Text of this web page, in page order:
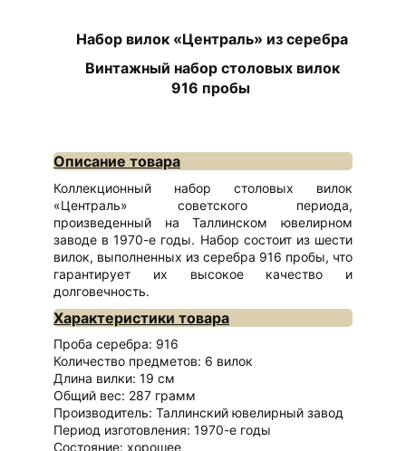
Набор вилок «Централь» из серебра
Винтажный набор столовых вилок
916 пробы
Описание товара
Коллекционный набор столовых вилок
«Централь» советского периода,
произведенный на Таллинском ювелирном
заводе в 1970-е годы. Набор состоит из шести
вилок, выполненных из серебра 916 пробы, что
гарантирует их высокое качество и
долговечность.
Характеристики товара
Проба серебра: 916
Количество предметов: 6 вилок
Длина вилки: 19 см
Общий вес: 287 грамм
Производитель: Таллинский ювелирный завод
Период изготовления: 1970-е годы
Состояние: хорошее